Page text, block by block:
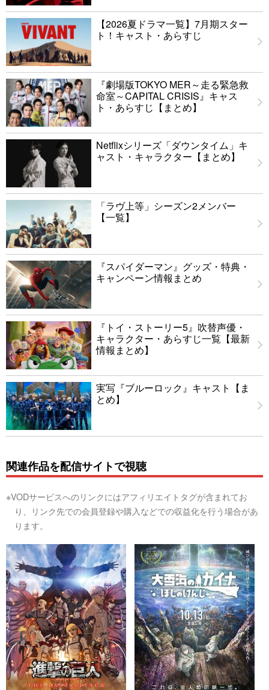
【2026夏ドラマ一覧】7月期スター
ト！キャスト・あらすじ
『劇場版TOKYO MER～走る緊急救
命室～CAPITAL CRISIS』キャス
ト・あらすじ【まとめ】
Netflixシリーズ「ダウンタイム」キ
ャスト・キャラクター【まとめ】
「ラヴ上等」シーズン2メンバー
【一覧】
『スパイダーマン』グッズ・特典・
キャンペーン情報まとめ
『トイ・ストーリー5』吹替声優・
キャラクター・あらすじ一覧【最新
情報まとめ】
実写『ブルーロック』キャスト【ま
とめ】
関連作品を配信サイトで視聴
※VODサービスへのリンクにはアフィリエイトタグが含まれてお
り、リンク先での会員登録や購入などでの収益化を行う場合があ
ります。